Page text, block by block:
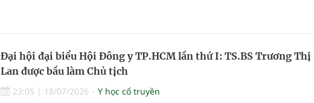
Đại hội đại biểu Hội Đông y TP.HCM lần thứ I: TS.BS Trương Thị
Lan được bầu làm Chủ tịch
23:05 | 18/07/2026
Y học cổ truyền